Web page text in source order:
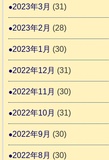
2023年3月 (31)
2023年2月 (28)
2023年1月 (30)
2022年12月 (31)
2022年11月 (30)
2022年10月 (31)
2022年9月 (30)
2022年8月 (30)